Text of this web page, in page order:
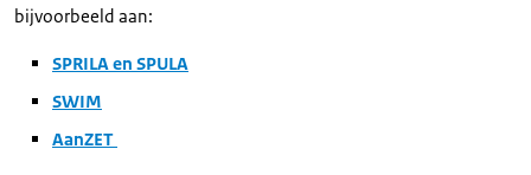
bijvoorbeeld aan:
SPRILA en SPULA
SWIM
AanZET